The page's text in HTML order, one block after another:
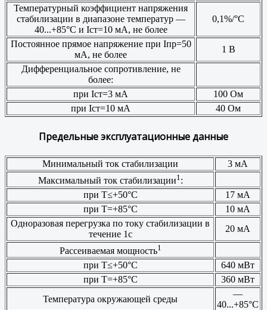
Температурный коэффициент напряжения
стабилизации в диапазоне температур —
40...+85°С и Iст=10 мА, не более
0,1%/°С
Постоянное прямое напряжение при Iпр=50
мА, не более
1 В
Дифференциальное сопротивление, не
более:
при Iст=3 мА
100 Ом
при Iст=10 мА
40 Ом
Предельные эксплуатационные данные
Минимальный ток стабилизации
3 мА
Максимальный ток стабилизации1 :
при Т≤+50°С
17 мА
при Т=+85°С
10 мА
Одноразовая перегрузка по току стабилизации в
течение 1с
20 мА
Рассеиваемая мощность1
при Т≤+50°С
640 мВт
при Т=+85°С
360 мВт
Температура окружающей среды
—
40...+85°С